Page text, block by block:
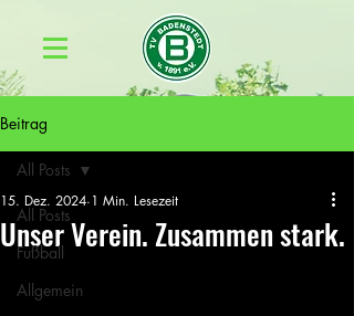
Beitrag
All Posts
Fußball
Allgemein
All Posts
Unser Verein. Zusammen stark.
15. Dez. 2024 1 Min. Lesezeit